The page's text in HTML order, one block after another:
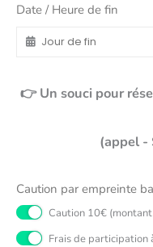
Date / Heure de fin
👉 Un souci pour
(appel -
Caution par empreinte
Caution 10€
Frais de